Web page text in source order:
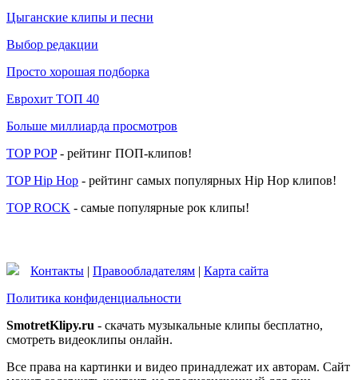
Цыганские клипы и песни
Выбор редакции
Просто хорошая подборка
Еврохит ТОП 40
Больше миллиарда просмотров
TOP POP- рейтинг ПОП-клипов!
TOP Hip Hop - рейтинг самых популярных Hip Hop клипов!
TOP ROCK - самые популярные рок клипы!
Контакты | Правообладателям | Карта сайта
Политика конфиденциальности
SmotretKlipy.ru - скачать музыкальные клипы бесплатно,
смотреть видеоклипы онлайн.
Все права на картинки и видео принадлежат их авторам. Сайт